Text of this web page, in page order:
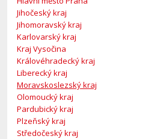
Jihočeský kraj
Jihomoravský kraj
Karlovarský kraj
Kraj Vysočina
Královéhradecký kraj
Liberecký kraj
Moravskoslezský kraj
Olomoucký kraj
Pardubický kraj
Plzeňský kraj
Středočeský kraj